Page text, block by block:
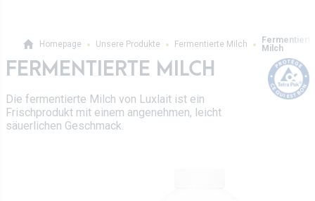
Neuigkeiten
Molkereigenossenschaft
Geschichte
Produkte
Milch und Milchgetränke
Fermentierte Milch
Homepage Unsere Produkte Fermentierte Milch
Milch
FERMENTIERTE MILCH
Die fermentierte Milch von Luxlait ist ein
Frischprodukt mit einem angenehmen, leicht
säuerlichen Geschmack.